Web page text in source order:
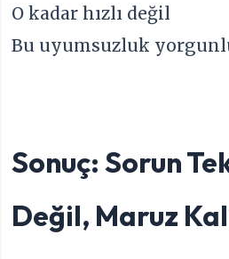
O kadar hızlı değil
Bu uyumsuzluk
Sonuç: Sorun
Değil, Maruz